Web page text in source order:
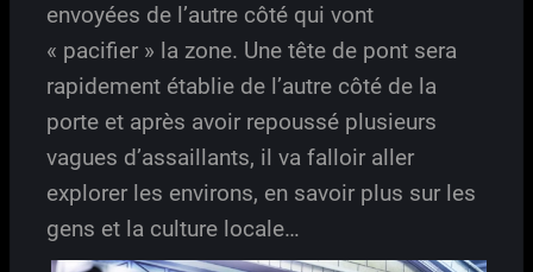
envoyées de l’autre côté qui vont
« pacifier » la zone. Une tête de pont sera
rapidement établie de l’autre côté de la
porte et après avoir repoussé plusieurs
vagues d’assaillants, il va falloir aller
explorer les environs, en savoir plus sur les
gens et la culture locale…